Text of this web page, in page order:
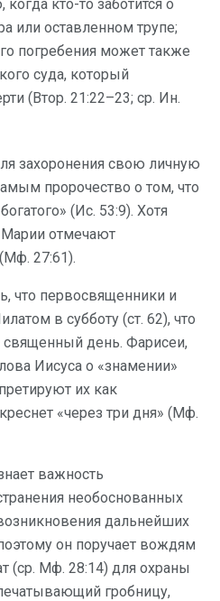
кто-то заботится о
или оставленном трупе;
погребения может также
суда, который
(Втор. 21:22–23; ср. Ин.
захоронения свою личную
пророчество о том, что
(Ис. 53:9). Хотя
отмечают
27:61).
что первосвященники и
в субботу (ст. 62), что
день. Фарисеи,
Иисуса о «знамении»
их как
«через три дня» (Мф.
важность
необоснованных
дальнейших
он поручает вождям
(ср. Мф. 28:14) для охраны
гробницу,